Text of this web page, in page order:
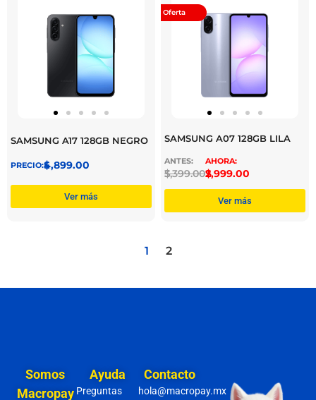
SAMSUNG A17 128GB NEGRO
$
4,899.00
Ver más
Oferta
SAMSUNG A07 128GB LILA
$
3,399.00$
2,999.00
Ver más
1 2
Somos
Macropay
Ayuda
Preguntas
Contacto
hola@macropay.mx